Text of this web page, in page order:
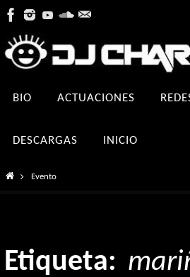
contenido
BIO ACTUACIONES
DESCARGAS INICIO
InicioEvento
Etiqueta: